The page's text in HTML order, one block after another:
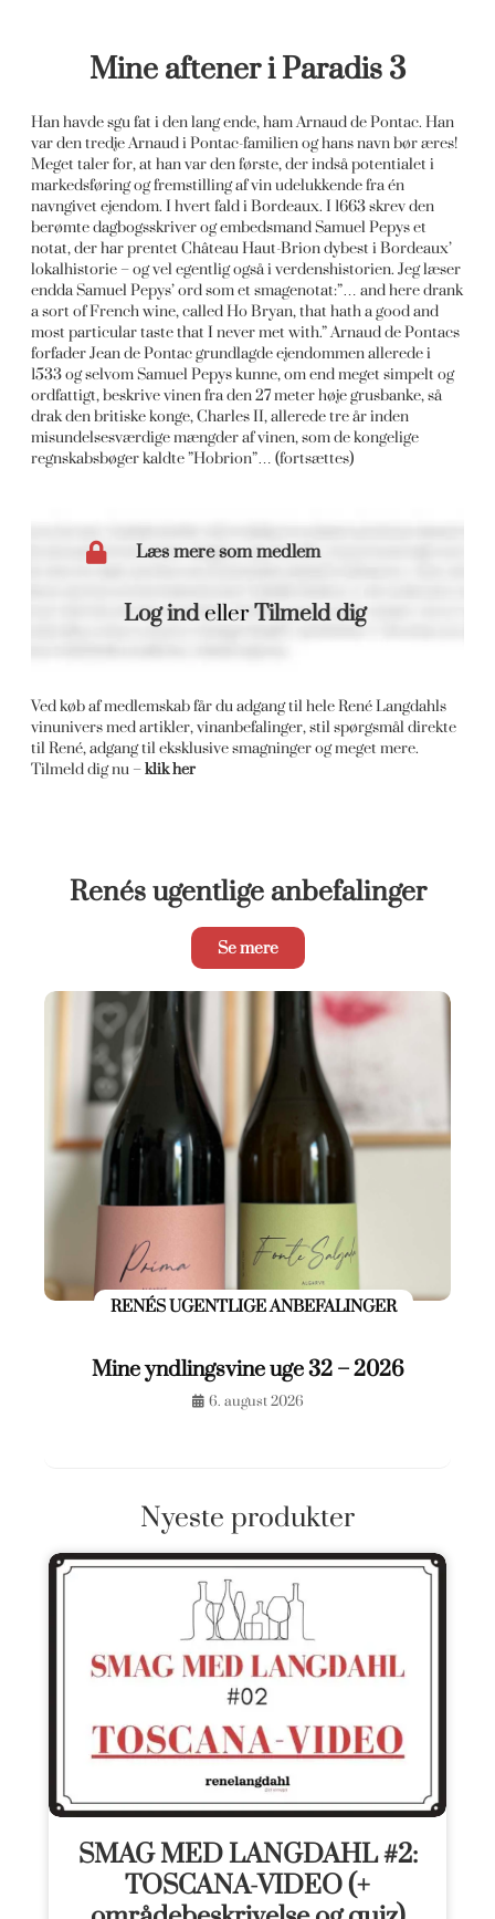
Mine aftener i Paradis 3
Han havde sgu fat i den lang ende, ham Arnaud de Pontac. Han
var den tredje Arnaud i Pontac-familien og hans navn bør æres!
Meget taler for, at han var den første, der indså potentialet i
markedsføring og fremstilling af vin udelukkende fra én
navngivet ejendom. I hvert fald i Bordeaux. I 1663 skrev den
berømte dagbogsskriver og embedsmand Samuel Pepys et
notat, der har prentet Château Haut-Brion dybest i Bordeaux’
lokalhistorie – og vel egentlig også i verdenshistorien. Jeg læser
endda Samuel Pepys’ ord som et smagenotat:”… and here drank
a sort of French wine, called Ho Bryan, that hath a good and
most particular taste that I never met with.” Arnaud de Pontacs
forfader Jean de Pontac grundlagde ejendommen allerede i
1533 og selvom Samuel Pepys kunne, om end meget simpelt og
ordfattigt, beskrive vinen fra den 27 meter høje grusbanke, så
drak den britiske konge, Charles II, allerede tre år inden
misundelsesværdige mængder af vinen, som de kongelige
regnskabsbøger kaldte ”Hobrion”… (fortsættes)
Læs mere som medlem
Log indellerTilmeld dig
Ved køb af medlemskab får du adgang til hele René Langdahls
vinunivers med artikler, vinanbefalinger, stil spørgsmål direkte
til René, adgang til eksklusive smagninger og meget mere.
Tilmeld dig nu –klik her
Renés ugentlige anbefalinger
Se mere
RENÉS UGENTLIGE ANBEFALINGER
Mine yndlingsvine uge 32 – 2026
6. august 2026
Nyeste produkter
SMAG MED LANGDAHL #2:
TOSCANA-VIDEO (+